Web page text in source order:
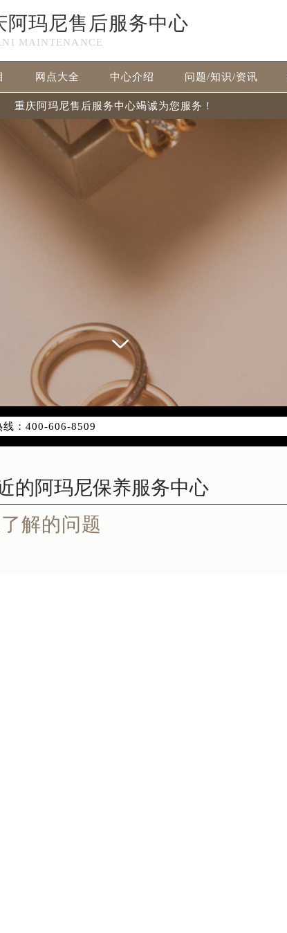
阿玛尼售后服务中心
MAINTENANCE
网点大全 中心介绍 问题/知识/资讯
重庆阿玛尼售后服务中心竭诚为您服务！
公告
线：400-606-8509
：
字楼9层902室（需提前预约）
902室阿玛尼售后服务中心（需提前预约）
中心写字楼20层01室阿玛尼售后服务中心（需提前预约）
解的问题